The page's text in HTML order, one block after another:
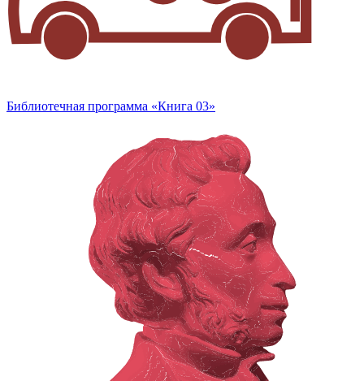
Библиотечная программа «Книга 03»